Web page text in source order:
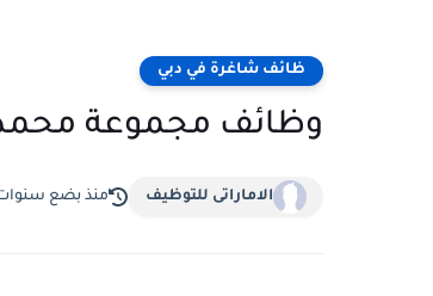
ظائف شاغرة في دبي
وظائف مجموعة
الاماراتى للتوظيف منذ بضع